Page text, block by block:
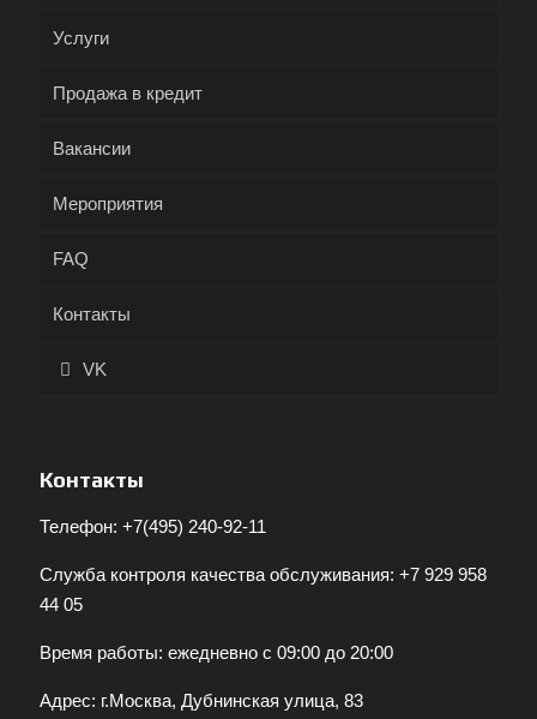
Услуги
Продажа в кредит
Вакансии
Мероприятия
FAQ
Контакты
VK
Контакты
Телефон: +7(495) 240-92-11
Служба контроля качества обслуживания: +7 929 958
44 05
Время работы: ежедневно с 09:00 до 20:00
Адрес: г.Москва, Дубнинская улица, 83